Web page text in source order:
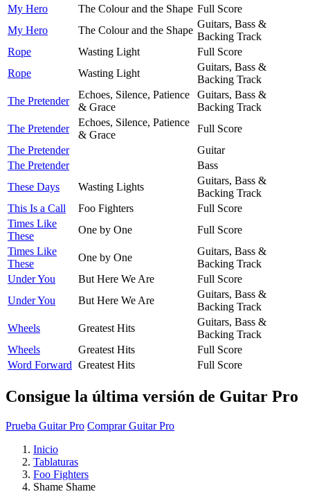
My Hero
The Colour and the Shape Full Score
My Hero
The Colour and the Shape
Guitars, Bass &
Backing Track
Rope
Wasting Light
Full Score
Rope
Wasting Light
Guitars, Bass &
Backing Track
The Pretender
Echoes, Silence, Patience
& Grace
Guitars, Bass &
Backing Track
The Pretender
Echoes, Silence, Patience
& Grace
Full Score
The Pretender
Guitar
The Pretender
Bass
These Days
Wasting Lights
Guitars, Bass &
Backing Track
This Is a Call
Foo Fighters
Full Score
Times Like
These
One by One
Full Score
Times Like
These
One by One
Guitars, Bass &
Backing Track
Under You
But Here We Are
Full Score
Under You
But Here We Are
Guitars, Bass &
Backing Track
Wheels
Greatest Hits
Guitars, Bass &
Backing Track
Wheels
Greatest Hits
Full Score
Word Forward Greatest Hits Full Score
Consigue la última versión de Guitar Pro
Prueba Guitar Pro Comprar Guitar Pro
Inicio
Tablaturas
Foo Fighters
Shame Shame